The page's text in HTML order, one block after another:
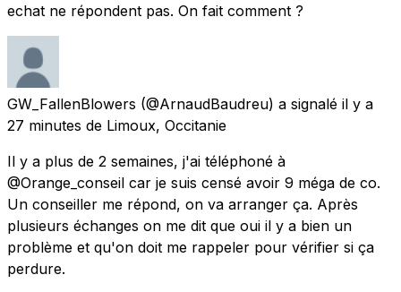
echat ne répondent pas. On fait comment ?
GW_FallenBlowers (@ArnaudBaudreu) a signalé il y a
27 minutes de Limoux, Occitanie
Il y a plus de 2 semaines, j'ai téléphoné à
@Orange_conseil car je suis censé avoir 9 méga de co.
Un conseiller me répond, on va arranger ça. Après
plusieurs échanges on me dit que oui il y a bien un
problème et qu'on doit me rappeler pour vérifier si ça
perdure.